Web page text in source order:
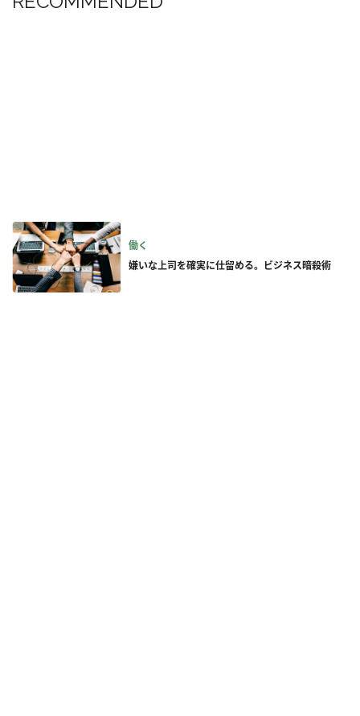
働く
嫌いな上司を確実に仕留める。ビジネス暗殺術